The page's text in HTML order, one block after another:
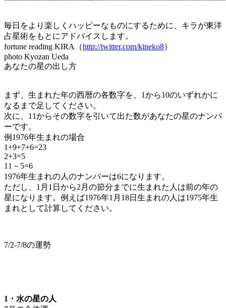
毎日をより楽しくハッピーなものにするために、キラが東洋
占星術をもとにアドバイスします。
fortune reading KIRA（http://twitter.com/kineko8）
photo Kyozan Ueda
あなたの星の出し方
まず、生まれた年の西暦の各数字を、1から10のいずれかに
なるまで足してください。
次に、11からその数字を引いて出た数があなたの星のナンバ
ーです。
例1976年生まれの場合
1+9+7+6=23
2+3=5
11－5=6
1976年生まれの人のナンバーは6になります。
ただし、1月1日から2月の節分までに生まれた人は前の年の
星になります。例えば1976年1月18日生まれの人は1975年生
まれとして計算してください。
7/2-7/8の運勢
1・水の星の人